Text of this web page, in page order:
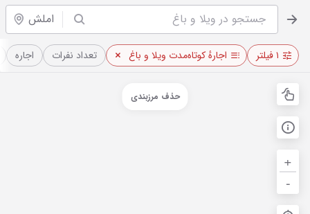
املش
۱ فیلتر اجارهٔ کوتاه‌مدت ویلا و باغ تعداد نفرات اجاره
+
-
حذف مرزبندی